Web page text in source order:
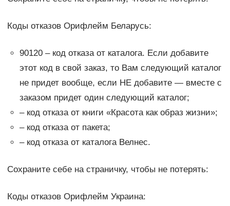
Коды отказов Орифлейм Беларусь:
90120 – код отказа от каталога. Если добавите
этот код в свой заказ, то Вам следующий каталог
не придет вообще, если НЕ добавите — вместе с
заказом придет один следующий каталог;
– код отказа от книги «Красота как образ жизни»;
– код отказа от пакета;
– код отказа от каталога Велнес.
Сохраните себе на страничку, чтобы не потерять:
Коды отказов Орифлейм Украина: